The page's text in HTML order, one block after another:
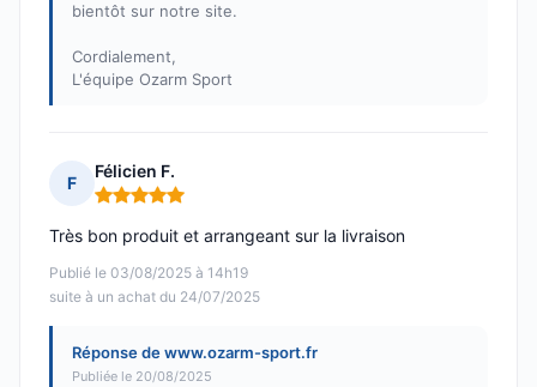
bientôt sur notre site.
Cordialement,
L'équipe Ozarm Sport
F
Félicien F.
Note : 5 sur 5
Publié le 03/08/2025 à 14h19
suite à un achat du 24/07/2025
Très bon produit et arrangeant sur la livraison
Réponse de www.ozarm-sport.fr
Publiée le 20/08/2025